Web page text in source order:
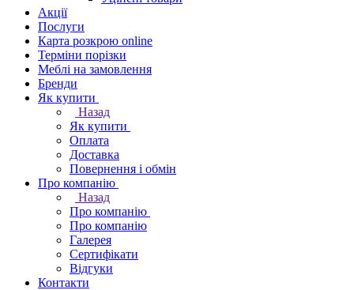
Акції
Послуги
Карта розкрою online
Терміни порізки
Меблі на замовлення
Бренди
Як купити
Назад
Як купити
Оплата
Доставка
Повернення і обмін
Про компанію
Назад
Про компанію
Про компанію
Галерея
Сертифікати
Відгуки
Контакти